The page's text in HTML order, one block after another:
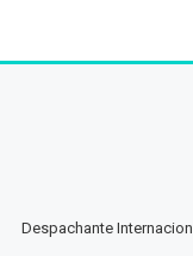
Despachante